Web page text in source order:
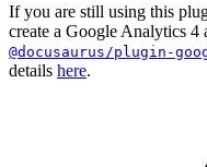
If you are still using this
create a Google Analytics 4
@docusaurus/plugin-
details here.